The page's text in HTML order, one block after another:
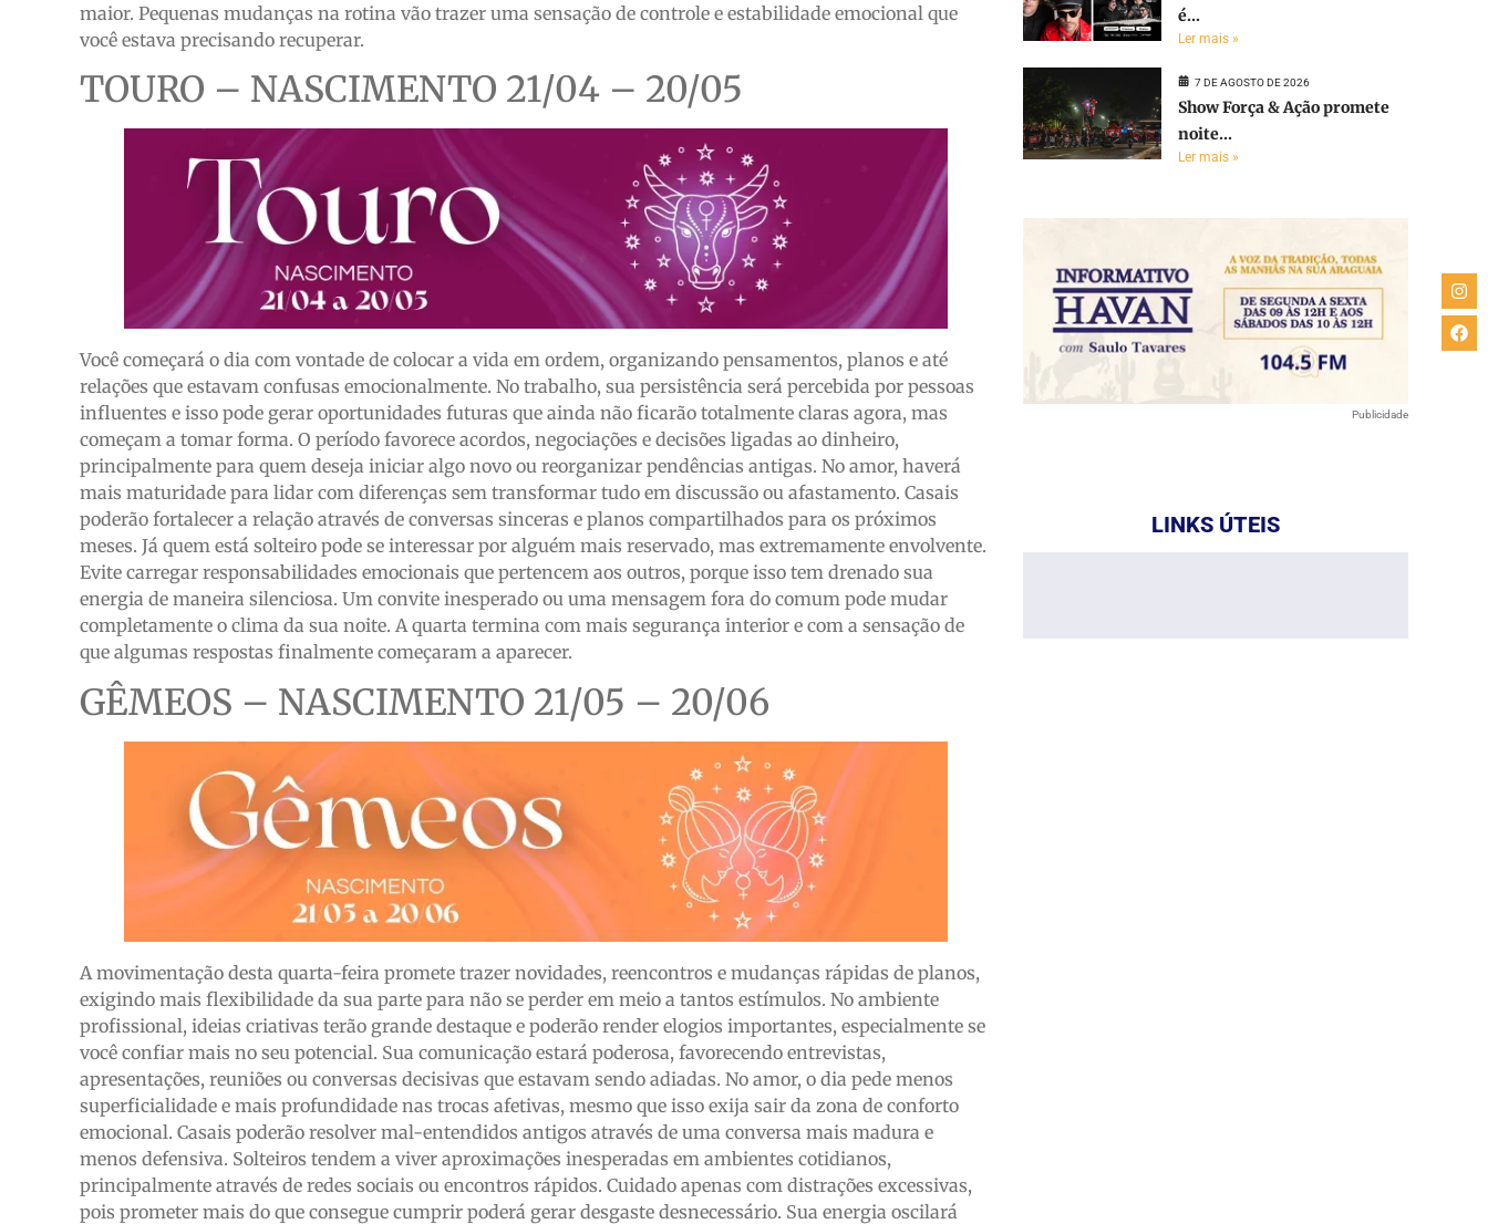
maior. Pequenas mudanças na rotina vão trazer uma sensação de controle e estabilidade emocional que
você estava precisando recuperar.
TOURO – NASCIMENTO 21/04 – 20/05
Você começará o dia com vontade de colocar a vida em ordem, organizando pensamentos, planos e até
relações que estavam confusas emocionalmente. No trabalho, sua persistência será percebida por pessoas
influentes e isso pode gerar oportunidades futuras que ainda não ficarão totalmente claras agora, mas
começam a tomar forma. O período favorece acordos, negociações e decisões ligadas ao dinheiro,
principalmente para quem deseja iniciar algo novo ou reorganizar pendências antigas. No amor, haverá
mais maturidade para lidar com diferenças sem transformar tudo em discussão ou afastamento. Casais
poderão fortalecer a relação através de conversas sinceras e planos compartilhados para os próximos
meses. Já quem está solteiro pode se interessar por alguém mais reservado, mas extremamente envolvente.
Evite carregar responsabilidades emocionais que pertencem aos outros, porque isso tem drenado sua
energia de maneira silenciosa. Um convite inesperado ou uma mensagem fora do comum pode mudar
completamente o clima da sua noite. A quarta termina com mais segurança interior e com a sensação de
que algumas respostas finalmente começaram a aparecer.
GÊMEOS – NASCIMENTO 21/05 – 20/06
A movimentação desta quarta-feira promete trazer novidades, reencontros e mudanças rápidas de planos,
exigindo mais flexibilidade da sua parte para não se perder em meio a tantos estímulos. No ambiente
profissional, ideias criativas terão grande destaque e poderão render elogios importantes, especialmente se
você confiar mais no seu potencial. Sua comunicação estará poderosa, favorecendo entrevistas,
apresentações, reuniões ou conversas decisivas que estavam sendo adiadas. No amor, o dia pede menos
superficialidade e mais profundidade nas trocas afetivas, mesmo que isso exija sair da zona de conforto
emocional. Casais poderão resolver mal-entendidos antigos através de uma conversa mais madura e
menos defensiva. Solteiros tendem a viver aproximações inesperadas em ambientes cotidianos,
principalmente através de redes sociais ou encontros rápidos. Cuidado apenas com distrações excessivas,
pois prometer mais do que consegue cumprir poderá gerar desgaste desnecessário. Sua energia oscilará
é...
Ler mais »
7 DE AGOSTO DE 2026
Show Força & Ação promete
noite...
Ler mais »
Publicidade
LINKS ÚTEIS